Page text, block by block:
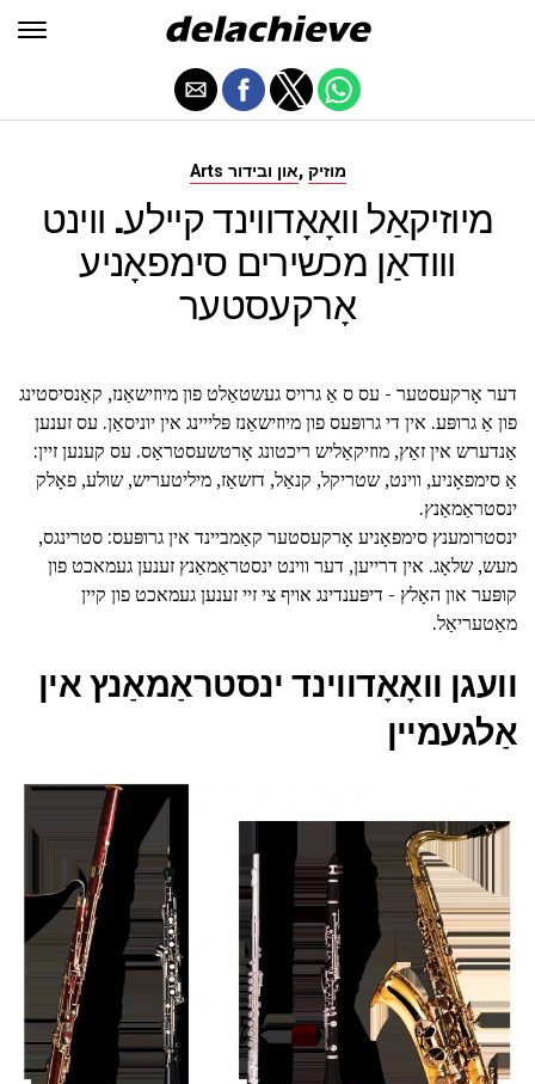
Arts און ובידור, מוזיק
מיוזיקאַל וואָאָדווינד קיילע. ווינט
ווודאַן מכשירים סימפאָניע
אָרקעסטער
דער אָרקעסטער - עס ס אַ גרויס געשטאַלט פון מיוזישאַנז, קאַנסיסטינג
פון אַ גרופּע. אין די גרופּעס פון מיוזישאַנז פּלייינג אין יוניסאַן. עס זענען
אַנדערש אין זאַץ, מוזיקאַליש ריכטונג אָרטשעסטראַס. עס קענען זיין:
אַ סימפאָניע, ווינט, שטריקל, קנאַל, דזשאַז, מיליטעריש, שולע, פאָלק
ינסטראַמאַנץ.
ינסטרומענץ סימפאָניע אָרקעסטער קאַמביינד אין גרופּעס: סטרינגס,
מעש, שלאָג. אין דרייען, דער ווינט ינסטראַמאַנץ זענען געמאכט פון
קופּער און האָלץ - דיפּענדינג אויף צי זיי זענען געמאכט פון קיין
מאַטעריאַל.
וועגן וואָאָדווינד ינסטראַמאַנץ אין
אַלגעמיין